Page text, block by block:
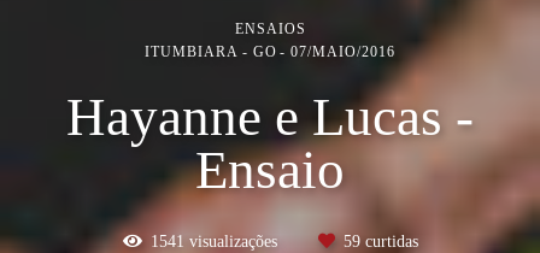
ENSAIOS
ITUMBIARA - GO
07/MAIO/2016
Hayanne e Lucas -
Ensaio
1541 visualizações 59curtidas